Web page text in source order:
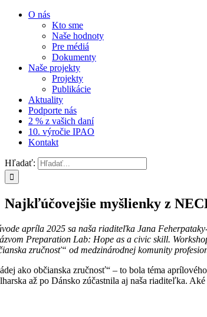
O nás
Kto sme
Naše hodnoty
Pre médiá
Dokumenty
Naše projekty
Projekty
Publikácie
Aktuality
Podporte nás
2 % z vašich daní
10. výročie IPAO
Kontakt
Hľadať:
Najkľúčovejšie myšlienky z
apríla 2025 sa naša riaditeľka Jana
Preparation Lab: Hope as a civic skill.
zručnosť“ od medzinárodnej komunity
ako občianska zručnosť“ – to bola téma
až po Dánsko zúčastnila aj naša riaditeľka.